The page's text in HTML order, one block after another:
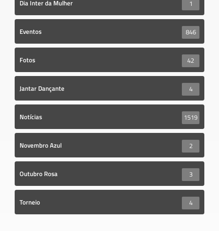
Dia Inter da Mulher 1
Eventos 846
Fotos 42
Jantar Dançante 4
Notícias 1519
Novembro Azul 2
Outubro Rosa 3
Torneio 4